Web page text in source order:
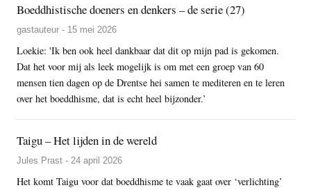
Boeddhistische doeners en denkers – de serie (27)
gastauteur - 15 mei 2026
Loekie: 'Ik ben ook heel dankbaar dat dit op mijn pad is gekomen.
Dat het voor mij als leek mogelijk is om met een groep van 60
mensen tien dagen op de Drentse hei samen te mediteren en te leren
over het boeddhisme, dat is echt heel bijzonder.’
Taigu – Het lijden in de wereld
Jules Prast - 24 april 2026
Het komt Taigu voor dat boeddhisme te vaak gaat over ‘verlichting’